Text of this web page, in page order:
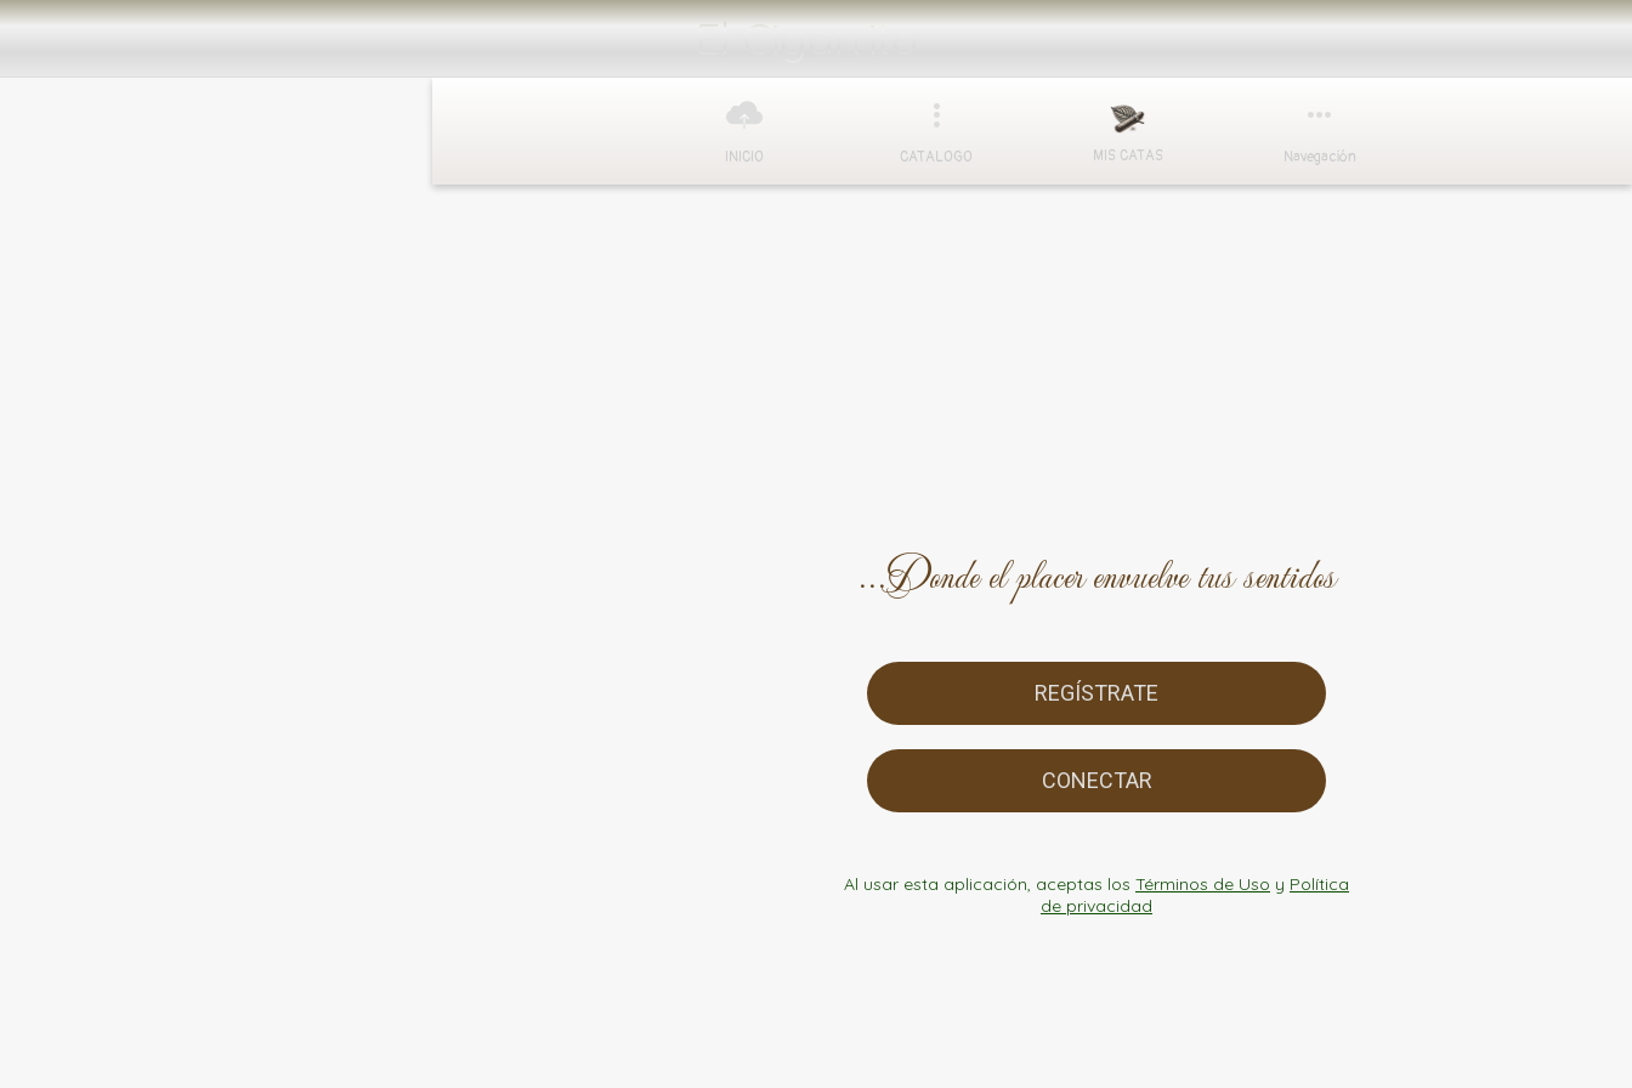
El Cigarrito
INICIO CATALOGO MIS CATAS Navegación
...Donde el placer envuelve tus sentidos
REGÍSTRATE
CONECTAR
Al usar esta aplicación, aceptas los Términos de Uso y Política
de privacidad